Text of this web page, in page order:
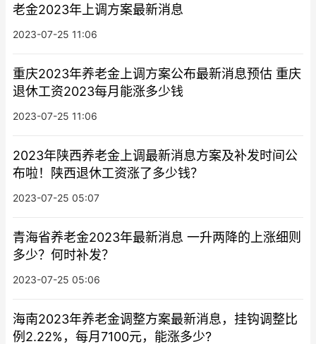
老金2023年上调方案最新消息
2023-07-25 11:06
重庆2023年养老金上调方案公布最新消息预估 重庆
退休工资2023每月能涨多少钱
2023-07-25 11:06
2023年陕西养老金上调最新消息方案及补发时间公
布啦！陕西退休工资涨了多少钱？
2023-07-25 05:07
青海省养老金2023年最新消息 一升两降的上涨细则
多少？何时补发？
2023-07-25 05:06
海南2023年养老金调整方案最新消息，挂钩调整比
例2.22%，每月7100元，能涨多少?